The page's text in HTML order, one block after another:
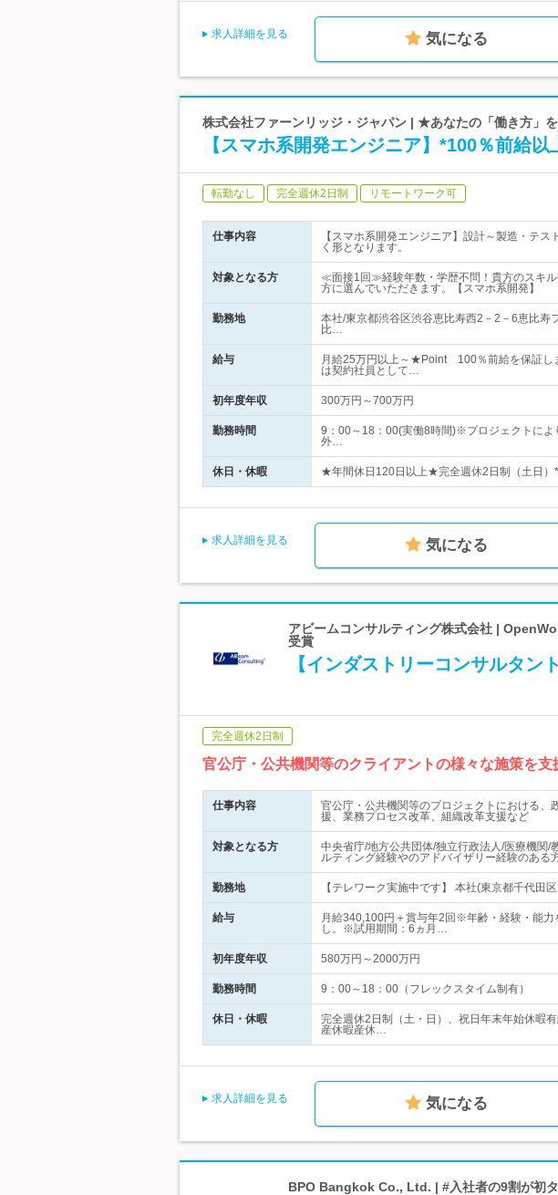
求人詳細を見る 気になる
株式会社ファーンリッジ・ジャパン | ★あなたの「働き方」
【スマホ系開発エンジニア】*100％前給
転勤なし 完全週休2日制 リモートワーク可
仕事内容
【スマホ系開発エンジニア】設計～製造・テ
く形となります。
対象となる方
≪面接1回≫経験年数・学歴不問！貴方のスキ
方に選んでいただきます。【スマホ系開発】
勤務地
本社/東京都渋谷区渋谷恵比寿西2－2－6恵比
比…
給与
月給25万円以上～★Point 100％前給を保証し
は契約社員として…
初年度年収 300万円～700万円
勤務時間
9：00～18：00(実働8時間)※プロジェクトに
外…
休日・休暇 ★年間休日120日以上★完全週休2日制（土日
求人詳細を見る 気になる
アビームコンサルティング株式会社 |
受賞
【インダストリーコンサルタン
完全週休2日制
官公庁・公共機関等のクライアントの様々な施策を
仕事内容
官公庁・公共機関等のプロジェクトにおける、
援、業務プロセス改革、組織改革支援など
対象となる方
中央省庁/地方公共団体/独立行政法人/医療機関
ルティング経験やのアドバイザリー経験のある
勤務地 【テレワーク実施中です】 本社(東京都千代
給与
月給340,100円＋賞与年2回※年齢・経験・能
し。※試用期間：6ヵ月…
初年度年収 580万円～2000万円
勤務時間 9：00～18：00（フレックスタイム制有）
休日・休暇
完全週休2日制（土・日）、祝日年末年始休暇
産休暇産休…
求人詳細を見る 気になる
BPO Bangkok Co., Ltd. | #入社者の9割が初